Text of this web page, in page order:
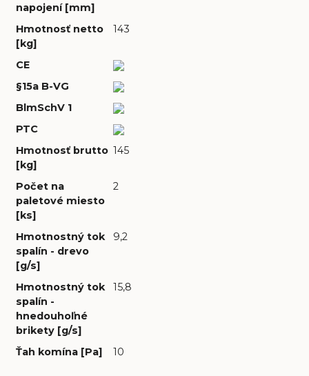
napojení [mm]
Hmotnosť netto
[kg]
143
CE
§15a B-VG
BlmSchV 1
PTC
Hmotnosť brutto
[kg]
145
Počet na
paletové miesto
[ks]
2
Hmotnostný tok
spalín - drevo
[g/s]
9,2
Hmotnostný tok
spalín -
hnedouhoľné
brikety [g/s]
15,8
Ťah komína [Pa] 10